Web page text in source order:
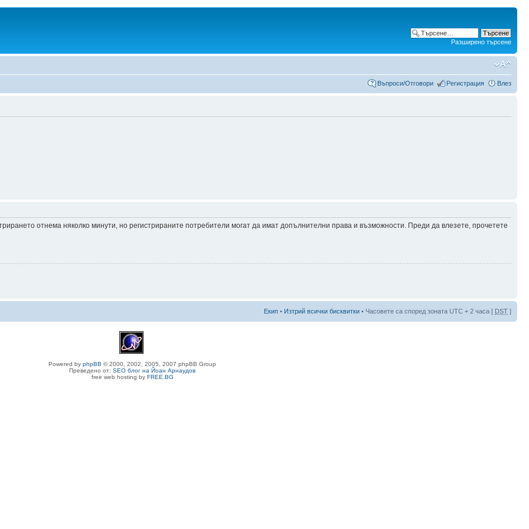
Разширено търсене
Въпроси/Отговори Регистрация Влез
отнема няколко минути, но регистрираните потребители могат да имат допълнителни права и възможности. Преди да влезете, прочетете
Екип • Изтрий всички бисквитки • Часовете са според зоната UTC + 2 часа [ DST ]
Powered by phpBB © 2000, 2002, 2005, 2007 phpBB Group
Преведено от: SEO блог на Йоан Арнаудов
free web hosting by FREE.BG